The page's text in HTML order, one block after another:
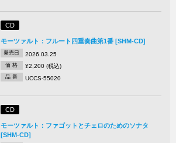
CD
モーツァルト：フルート四重奏曲第1番 [SHM-CD]
発売日 2026.03.25
価 格 ¥2,200 (税込)
品 番 UCCS-55020
CD
モーツァルト：ファゴットとチェロのためのソナタ
[SHM-CD]